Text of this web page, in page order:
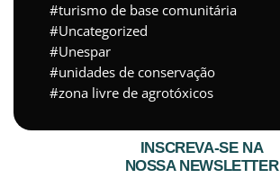
turismo de base comunitária
Uncategorized
Unespar
unidades de conservação
zona livre de agrotóxicos
INSCREVA-SE NA
NOSSA NEWSLETTER